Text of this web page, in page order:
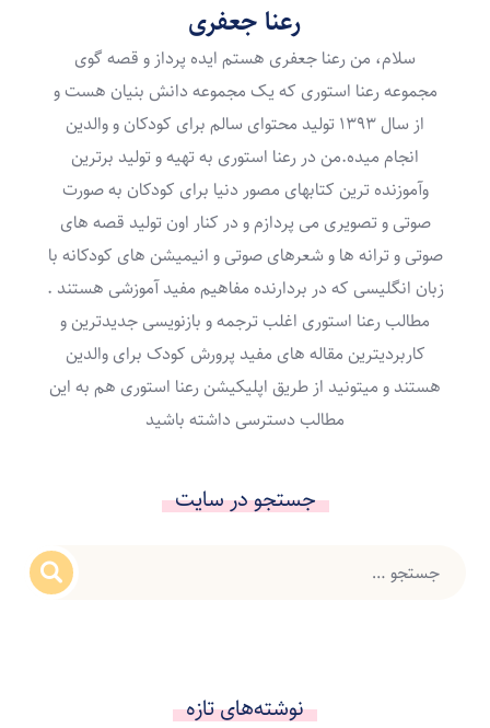
رعنا جعفری
سلام، من رعنا جعفری هستم ایده پرداز و قصه گوی
مجموعه رعنا استوری که یک مجموعه دانش بنیان هست و
از سال ۱۳۹۳ تولید محتوای سالم برای کودکان و والدین
انجام میده.من در رعنا استوری به تهیه و تولید برترین
وآموزنده ترین کتابهای مصور دنیا برای کودکان به صورت
صوتی و تصویری می پردازم و در کنار اون تولید قصه های
صوتی و ترانه ها و شعرهای صوتی و انیمیشن های کودکانه با
زبان انگلیسی که در بردارنده مفاهیم مفید آموزشی هستند .
مطالب رعنا استوری اغلب ترجمه و بازنویسی جدیدترین و
کاربردیترین مقاله های مفید پرورش کودک برای والدین
هستند و میتونید از طریق اپلیکیشن رعنا استوری هم به این
مطالب دسترسی داشته باشید
جستجو در سایت
نوشته‌های تازه